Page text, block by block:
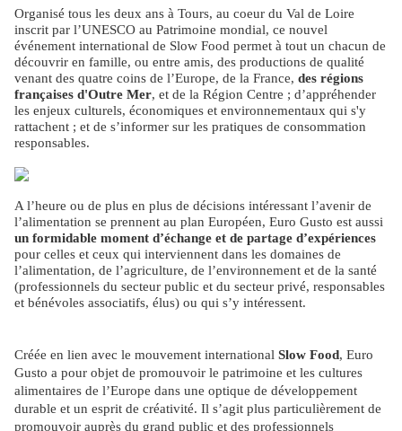
Organisé tous les deux ans à Tours, au coeur du Val de Loire
inscrit par l’UNESCO au Patrimoine mondial, ce nouvel
événement international de Slow Food permet à tout un chacun de
découvrir en famille, ou entre amis, des productions de qualité
venant des quatre coins de l’Europe, de la France, des régions
françaises d'Outre Mer, et de la Région Centre ; d’appréhender
les enjeux culturels, économiques et environnementaux qui s'y
rattachent ; et de s’informer sur les pratiques de consommation
responsables.
A l’heure ou de plus en plus de décisions intéressant l’avenir de
l’alimentation se prennent au plan Européen, Euro Gusto est aussi
un formidable moment d’échange et de partage d’expériences
pour celles et ceux qui interviennent dans les domaines de
l’alimentation, de l’agriculture, de l’environnement et de la santé
(professionnels du secteur public et du secteur privé, responsables
et bénévoles associatifs, élus) ou qui s’y intéressent.
Créée en lien avec le mouvement international Slow Food, Euro
Gusto a pour objet de promouvoir le patrimoine et les cultures
alimentaires de l’Europe dans une optique de développement
durable et un esprit de créativité. Il s’agit plus particulièrement de
promouvoir auprès du grand public et des professionnels